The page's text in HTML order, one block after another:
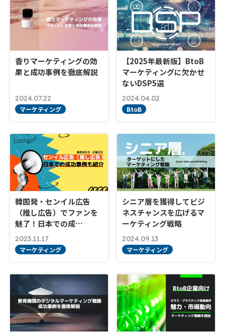
香りマーケティングの効
果と成功事例を徹底解説
2024.07.22
マーケティング
【2025年最新版】BtoB
マーケティングに欠かせ
ないDSP5選
2024.04.02
BtoB
韓国発・センイル広告
（推し広告）でファンを
魅了！日本での成…
2023.11.17
マーケティング
シニア層を獲得してビジ
ネスチャンスを広げるマ
ーケティング戦略
2024.09.13
マーケティング